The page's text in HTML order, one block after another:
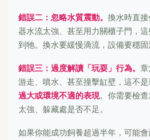
錯誤二：忽略水質震動。 換水時直
器水流太強、甚至用力關櫃子門，
到牠。換水要緩慢滴流，設備要穩固
錯誤三：過度解讀「玩耍」行為。
游走、噴水、甚至撞擊缸壁，這不
過大或環境不適的表現。你需要檢
太強、躲藏處是否不足。
如果你能成功飼養超過半年，可能